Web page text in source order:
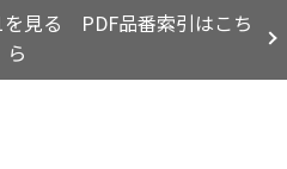
見る PDF品番索引はこち
ら